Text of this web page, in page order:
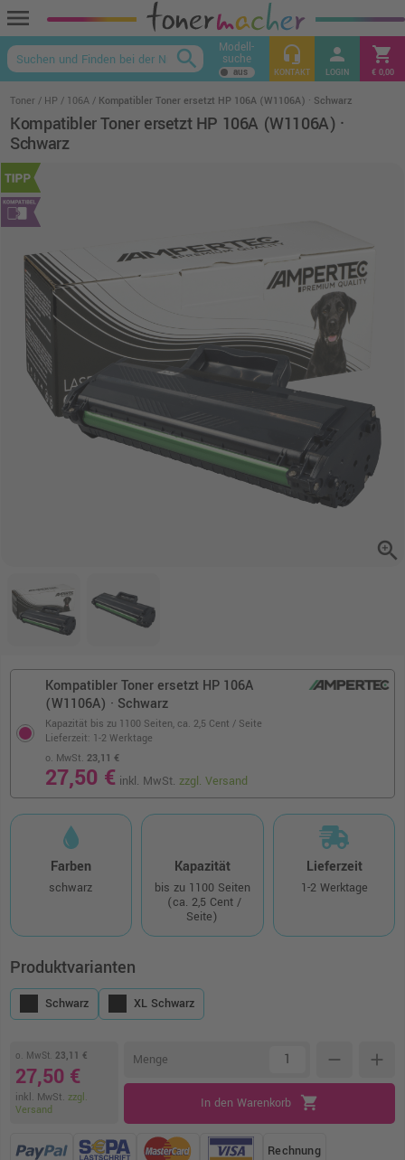
menu
keyboard_arrow_up
search Modell-
suche headset_mic
KONTAKT
person
LOGIN
shopping_cart
€ 0,00
Toner HP 106A Kompatibler Toner ersetzt HP 106A (W1106A) · Schwarz
Kompatibler Toner ersetzt HP 106A (W1106A) ·
Schwarz
zoom_in
Kompatibler Toner ersetzt HP 106A
(W1106A) · Schwarz
Kapazität bis zu 1100 Seiten, ca. 2,5 Cent / Seite
o. MwSt. 23,11 €
27,50 € inkl. MwSt.zzgl. Versand
Lieferzeit: 1-2 Werktage
Farben
schwarz
Kapazität
bis zu 1100 Seiten
(ca. 2,5 Cent /
Seite)
Lieferzeit
1-2 Werktage
Produktvarianten
Schwarz XL Schwarz
o. MwSt. 23,11 €
27,50 €
inkl. MwSt. zzgl.
Versand
Menge remove add
In den Warenkorb shopping_cart
Rechnung